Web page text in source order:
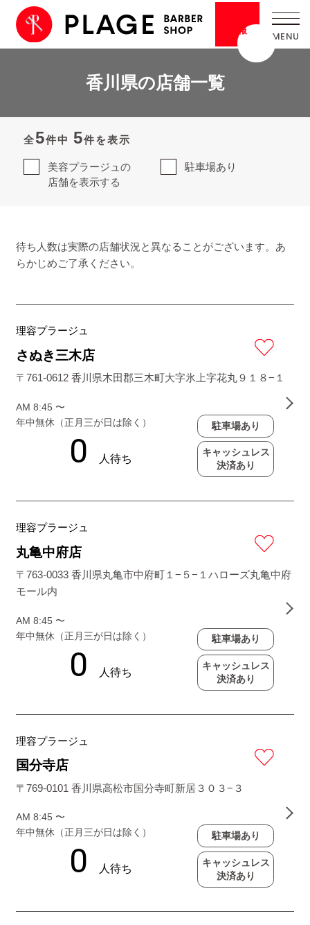
情報
香川県の店舗一覧
全5件中 5件を表示
美容プラージュの
店舗を表示する
駐車場あり
待ち人数は実際の店舗状況と異なることがございます。あ
らかじめご了承ください。
理容プラージュ
さぬき三木店
〒761-0612 香川県木田郡三木町大字氷上字花丸９１８−１
AM 8:45 〜
年中無休（正月三が日は除く）
駐車場あり
キャッシュレス
決済あり
理容プラージュ
丸亀中府店
〒763-0033 香川県丸亀市中府町１−５−１ハローズ丸亀中府
モール内
AM 8:45 〜
年中無休（正月三が日は除く）
駐車場あり
キャッシュレス
決済あり
理容プラージュ
国分寺店
〒769-0101 香川県高松市国分寺町新居３０３−３
AM 8:45 〜
年中無休（正月三が日は除く）
駐車場あり
キャッシュレス
決済あり